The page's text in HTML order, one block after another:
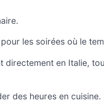
les soirées où le
en Italie,
des heures en cuisine.